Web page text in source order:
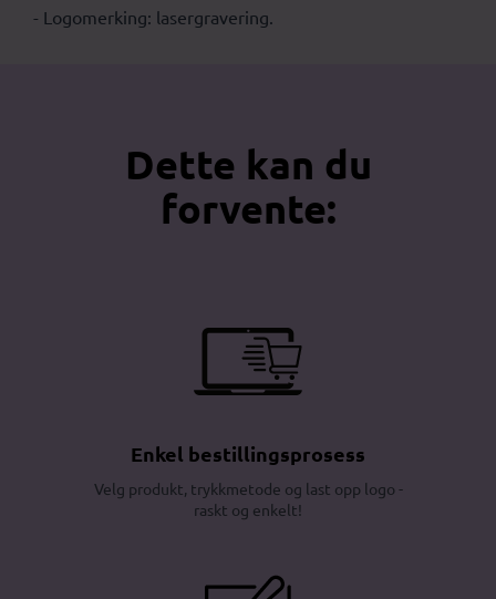
- Logomerking: lasergravering.
Dette kan du
forvente:
Enkel bestillingsprosess
Velg produkt, trykkmetode og last opp logo -
raskt og enkelt!